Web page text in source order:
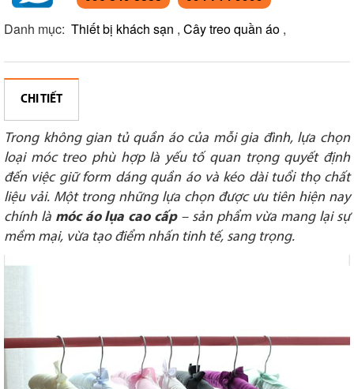
Danh mục: Thiết bị khách sạn , Cây treo quần áo ,
CHI TIẾT
Trong không gian tủ quần áo của mỗi gia đình, lựa chọn
loại móc treo phù hợp là yếu tố quan trọng quyết định
đến việc giữ form dáng quần áo và kéo dài tuổi thọ chất
liệu vải. Một trong những lựa chọn được ưu tiên hiện nay
chính là móc áo lụa cao cấp– sản phẩm vừa mang lại sự
mềm mại, vừa tạo điểm nhấn tinh tế, sang trọng.